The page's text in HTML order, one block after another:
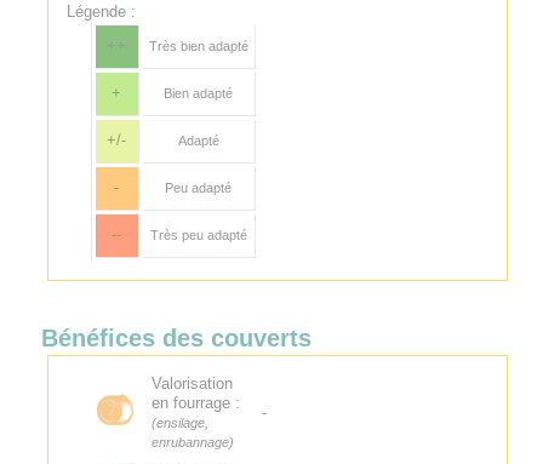
Légende :
++
Très bien adapté
+ Bien adapté
+/- Adapté
- Peu adapté
-- Très peu adapté
Bénéfices des couverts
Valorisation
en fourrage :
(ensilage,
enrubannage)
-